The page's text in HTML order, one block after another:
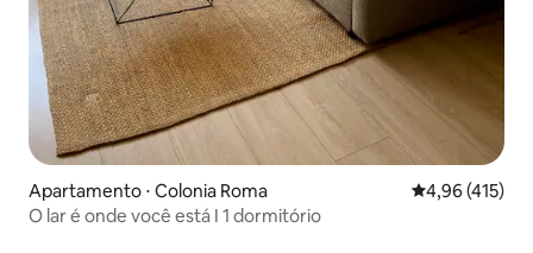
Apartamento ⋅ Colonia Roma 4,96 de uma
4,96 (415)
O lar é onde você está I 1 dormitório